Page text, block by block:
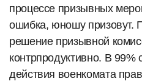
процессе призывных
ошибка, юношу призовут.
решение призывной
контрпродуктивно. В 99%
действия военкомата